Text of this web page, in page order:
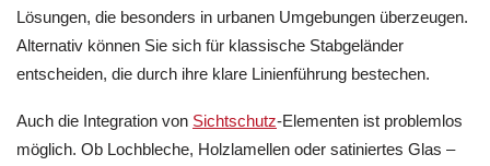
Lösungen, die besonders in urbanen Umgebungen überzeugen.
Alternativ können Sie sich für klassische Stabgeländer
entscheiden, die durch ihre klare Linienführung bestechen.
Auch die Integration von Sichtschutz-Elementen ist problemlos
möglich. Ob Lochbleche, Holzlamellen oder satiniertes Glas –